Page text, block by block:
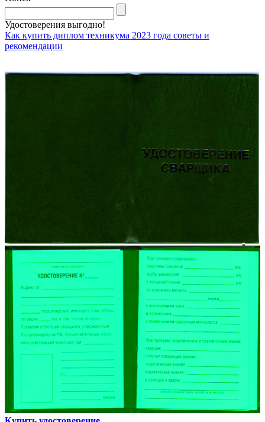
Удостоверения выгодно!
Как купить диплом техникума 2023 года советы и
рекомендации